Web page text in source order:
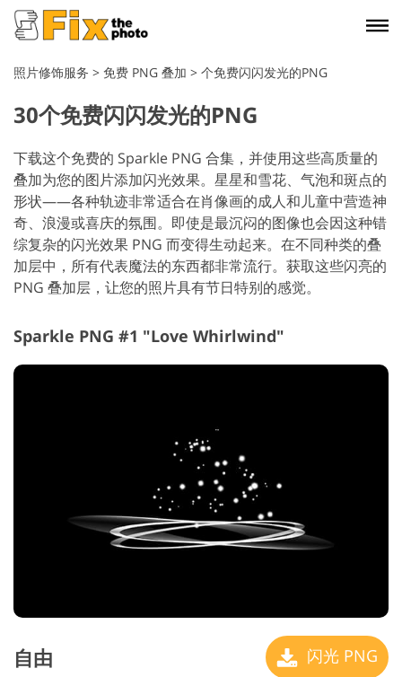
照片修饰服务 > 免费 PNG 叠加 > 个免费闪闪发光的PNG
30个免费闪闪发光的PNG
下载这个免费的 Sparkle PNG 合集，并使用这些高质量的
叠加为您的图片添加闪光效果。星星和雪花、气泡和斑点的
形状——各种轨迹非常适合在肖像画的成人和儿童中营造神
奇、浪漫或喜庆的氛围。即使是最沉闷的图像也会因这种错
综复杂的闪光效果 PNG 而变得生动起来。在不同种类的叠
加层中，所有代表魔法的东西都非常流行。获取这些闪亮的
PNG 叠加层，让您的照片具有节日特别的感觉。
Sparkle PNG #1 "Love Whirlwind"
自由 闪光 PNG